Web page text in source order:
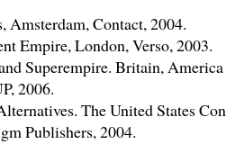
Amsterdam, Contact, 2004.
Empire, London, Verso, 2003.
Superempire. Britain,
2006.
The United States
Publishers, 2004.